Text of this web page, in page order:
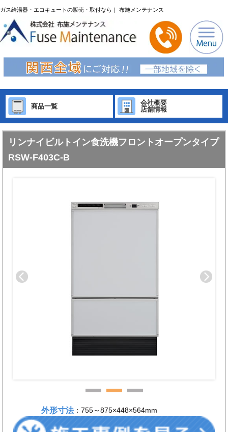
ガス給湯器・エコキュートの販売・取付なら｜ 布施メンテナンス
商品一覧
会社概要
店舗情報
リンナイビルトイン食洗機フロントオープンタイプ
RSW-F403C-B
外形寸法：755～875×448×564mm